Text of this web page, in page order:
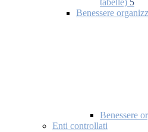
tabelle) 5
Benessere
Benessere
Enti controllati